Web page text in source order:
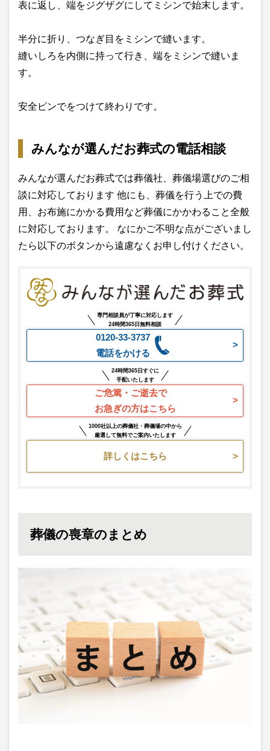
表に返し、端をジグザグにしてミシンで始末します。
半分に折り、つなぎ目をミシンで縫います。
縫いしろを内側に持って行き、端をミシンで縫いま
す。
安全ピンでをつけて終わりです。
みんなが選んだお葬式の電話相談
みんなが選んだお葬式では葬儀社、葬儀場選びのご相
談に対応しております 他にも、葬儀を行う上での費
用、お布施にかかる費用など葬儀にかかわること全般
に対応しております。 なにかご不明な点がございまし
たら以下のボタンから遠慮なくお申し付けください。
専門相談員が丁寧に対応します
24時間365日無料相談
0120-33-3737
電話をかける
24時間365日すぐに
手配いたします
ご危篤・ご逝去で
お急ぎの方はこちら
1000社以上の葬儀社・葬儀場の中から
厳選して無料でご案内いたします
詳しくはこちら
葬儀の喪章のまとめ